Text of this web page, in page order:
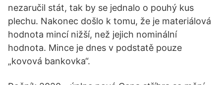
nezaručil stát, tak by se jednalo o pouhý kus
plechu. Nakonec došlo k tomu, že je materiálová
hodnota mincí nižší, než jejich nominální
hodnota. Mince je dnes v podstatě pouze
„kovová bankovka“.